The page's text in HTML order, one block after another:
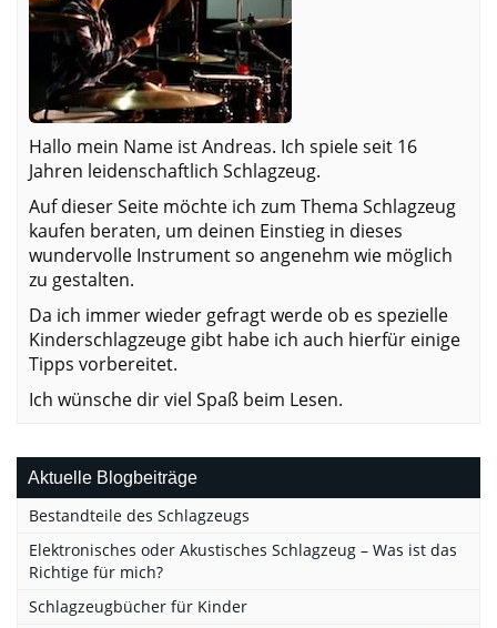
Hallo mein Name ist Andreas. Ich spiele seit 16
Jahren leidenschaftlich Schlagzeug.
Auf dieser Seite möchte ich zum Thema Schlagzeug
kaufen beraten, um deinen Einstieg in dieses
wundervolle Instrument so angenehm wie möglich
zu gestalten.
Da ich immer wieder gefragt werde ob es spezielle
Kinderschlagzeuge gibt habe ich auch hierfür einige
Tipps vorbereitet.
Ich wünsche dir viel Spaß beim Lesen.
Aktuelle Blogbeiträge
Bestandteile des Schlagzeugs
Elektronisches oder Akustisches Schlagzeug – Was ist das
Richtige für mich?
Schlagzeugbücher für Kinder